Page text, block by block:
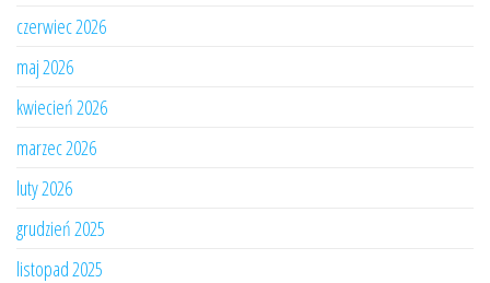
czerwiec 2026
maj 2026
kwiecień 2026
marzec 2026
luty 2026
grudzień 2025
listopad 2025